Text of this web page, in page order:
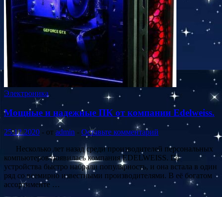
Электроника
Мощные и надежные ПК от компании Edelweiss.
25.12.2020 - от admin - Оставьте комментарий
Несколько лет назад среди производителей персональных
компьютеров появилась компания EDELWEISS. Её
устройства быстро набрали популярность, и она встала в один
ряд со всемирно известными производителями. В её богатом
ассортименте …